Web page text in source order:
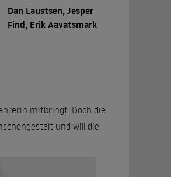
Dan Laustsen, Jesper
Find, Erik Aavatsmark
mitbringt. Doch die
und will die